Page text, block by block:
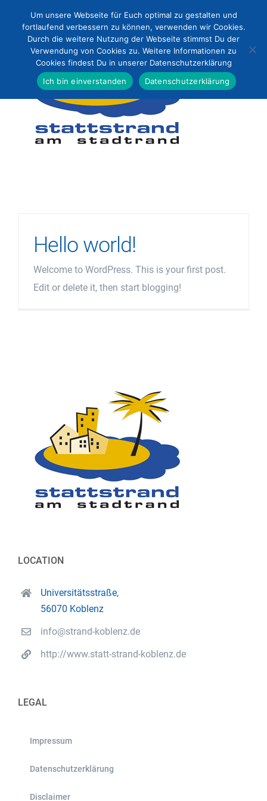
Inhalt
springen
Hello world!
Welcome to WordPress. This is your first post.
Edit or delete it, then start blogging!
LOCATION
Universitätsstraße,
56070 Koblenz
info@strand-koblenz.de
http://www.statt-strand-koblenz.de
LEGAL
Impressum
Datenschutzerklärung
Disclaimer
Um unsere Webseite für Euch optimal zu gestalten und
fortlaufend verbessern zu können, verwenden wir Cookies.
Durch die weitere Nutzung der Webseite stimmst Du der
Verwendung von Cookies zu. Weitere Informationen zu
Cookies findest Du in unserer Datenschutzerklärung
Ich bin einverstanden
Datenschutzerklärung